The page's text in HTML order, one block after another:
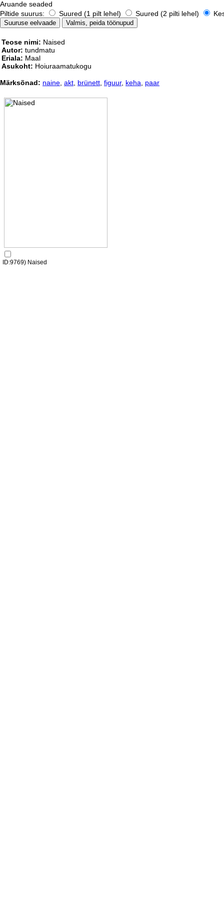
Aruande seaded
Piltide suurus:
Suured (1 pilt lehel) Suured (2 pilti lehel)
Teose nimi: Naised
Autor: tundmatu
Eriala: Maal
Asukoht: Hoiuraamatukogu
Märksõnad: naine akt brünett figuur, keha paar
ID:9769) Naised